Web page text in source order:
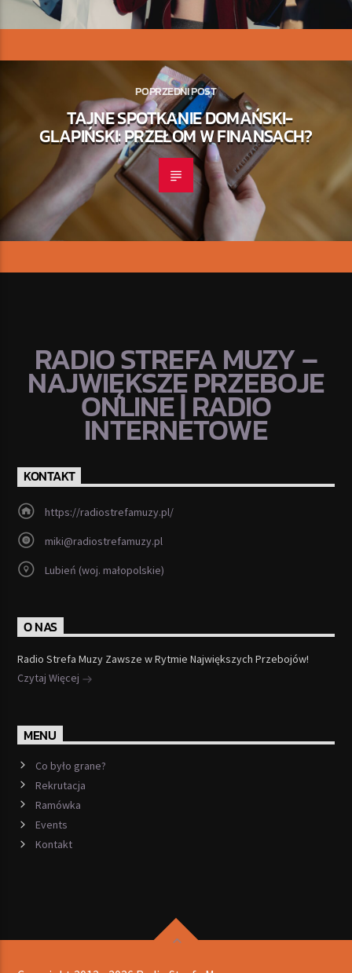
POPRZEDNI POST
TAJNE SPOTKANIE DOMAŃSKI-
GLAPIŃSKI: PRZEŁOM W FINANSACH?
RADIO STREFA MUZY –
NAJWIĘKSZE PRZEBOJE
ONLINE | RADIO
INTERNETOWE
KONTAKT
https://radiostrefamuzy.pl/
miki@radiostrefamuzy.pl
Lubień (woj. małopolskie)
O NAS
Radio Strefa Muzy Zawsze w Rytmie Największych Przebojów!
Czytaj Więcej
MENU
Co było grane?
Rekrutacja
Ramówka
Events
Kontakt